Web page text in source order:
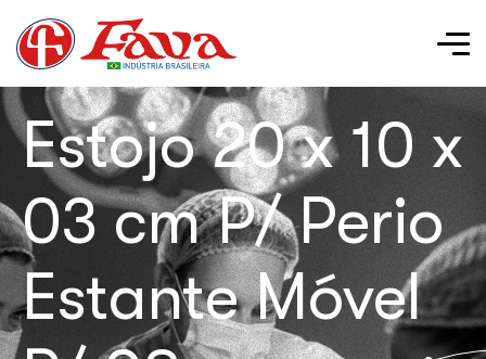
Estojo 20 x 10 x
03 cm P/ Perio
Estante Móvel